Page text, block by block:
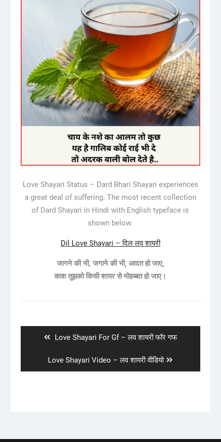
Love Shayari Status – Dard Bhari Shayari experiences
a great deal of suffering. The most recent collection
of Dard Shayari in Hindi with English typeface is
shown below.
Dil Love Shayari – दिल लव शायरी
जागने की भी, जगाने की भी, आदत हो जाए,
काश तुझको किसी शायर सेमोहब्बतहो जाए।
Previous
Love Shayari For Gf – लव शायरी फॉर गफ
Next
post:
Love Shayari Video – लव शायरी वीडियो